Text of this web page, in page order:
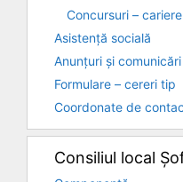
Concursuri – cariere
Asistență socială
Anunțuri și comunicări
Formulare – cereri tip
Coordonate de
Consiliul local